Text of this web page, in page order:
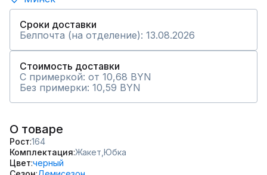
Сроки доставки
Белпочта (на отделение): 13.08.2026
Стоимость доставки
С примеркой: от 10,68 BYN
Без примерки: 10,59 BYN
О товаре
Рост 164
Комплектация Жакет, Юбка
Цвет черный